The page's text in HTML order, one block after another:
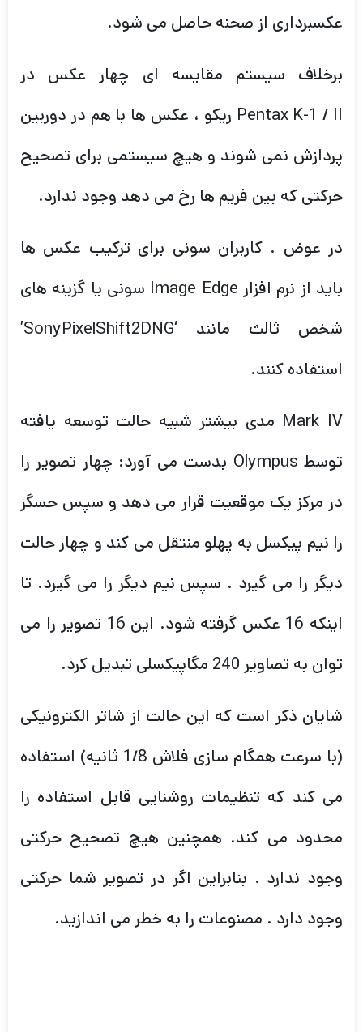
عکسبرداری از صحنه حاصل می شود.
برخلاف سیستم مقایسه ای چهار عکس در
Pentax K-1 / II ریکو ، عکس ها با هم در دوربین
پردازش نمی شوند و هیچ سیستمی برای تصحیح
حرکتی که بین فریم ها رخ می دهد وجود ندارد.
در عوض . کاربران سونی برای ترکیب عکس ها
باید از نرم افزار Image Edge سونی یا گزینه های
شخص ثالث مانند ‘SonyPixelShift2DNG’
استفاده کنند.
Mark IV مدی بیشتر شبیه حالت توسعه یافته
توسط Olympus بدست می آورد: چهار تصویر را
در مرکز یک موقعیت قرار می دهد و سپس حسگر
را نیم پیکسل به پهلو منتقل می کند و چهار حالت
دیگر را می گیرد . سپس نیم دیگر را می گیرد. تا
اینکه 16 عکس گرفته شود. این 16 تصویر را می
توان به تصاویر 240 مگاپیکسلی تبدیل کرد.
شایان ذکر است که این حالت از شاتر الکترونیکی
(با سرعت همگام سازی فلاش 1/8 ثانیه) استفاده
می کند که تنظیمات روشنایی قابل استفاده را
محدود می کند. همچنین هیچ تصحیح حرکتی
وجود ندارد . بنابراین اگر در تصویر شما حرکتی
وجود دارد . مصنوعات را به خطر می اندازید.